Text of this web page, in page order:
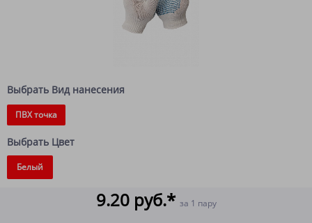
Выбрать Вид нанесения
ПВХ точка
Выбрать Цвет
Белый
9.20 руб.* за 1 пару